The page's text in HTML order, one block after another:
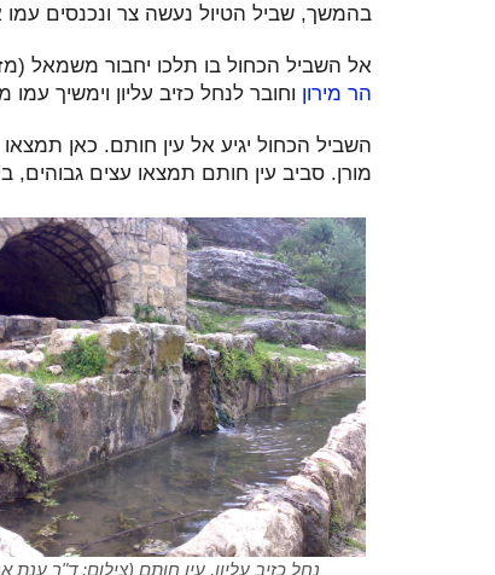
בהמשך, שביל הטיול נעשה צר ונכנסים
אל השביל הכחול בו תלכו יחבור משמאל
הר מירון וחובר לנחל כזיב עליון וימשיך
השביל הכחול יגיע אל עין חותם. כאן
מורן. סביב עין חותם תמצאו עצים
נחל כזיב עליון, עין חותם (צילום: ד"ר ענת